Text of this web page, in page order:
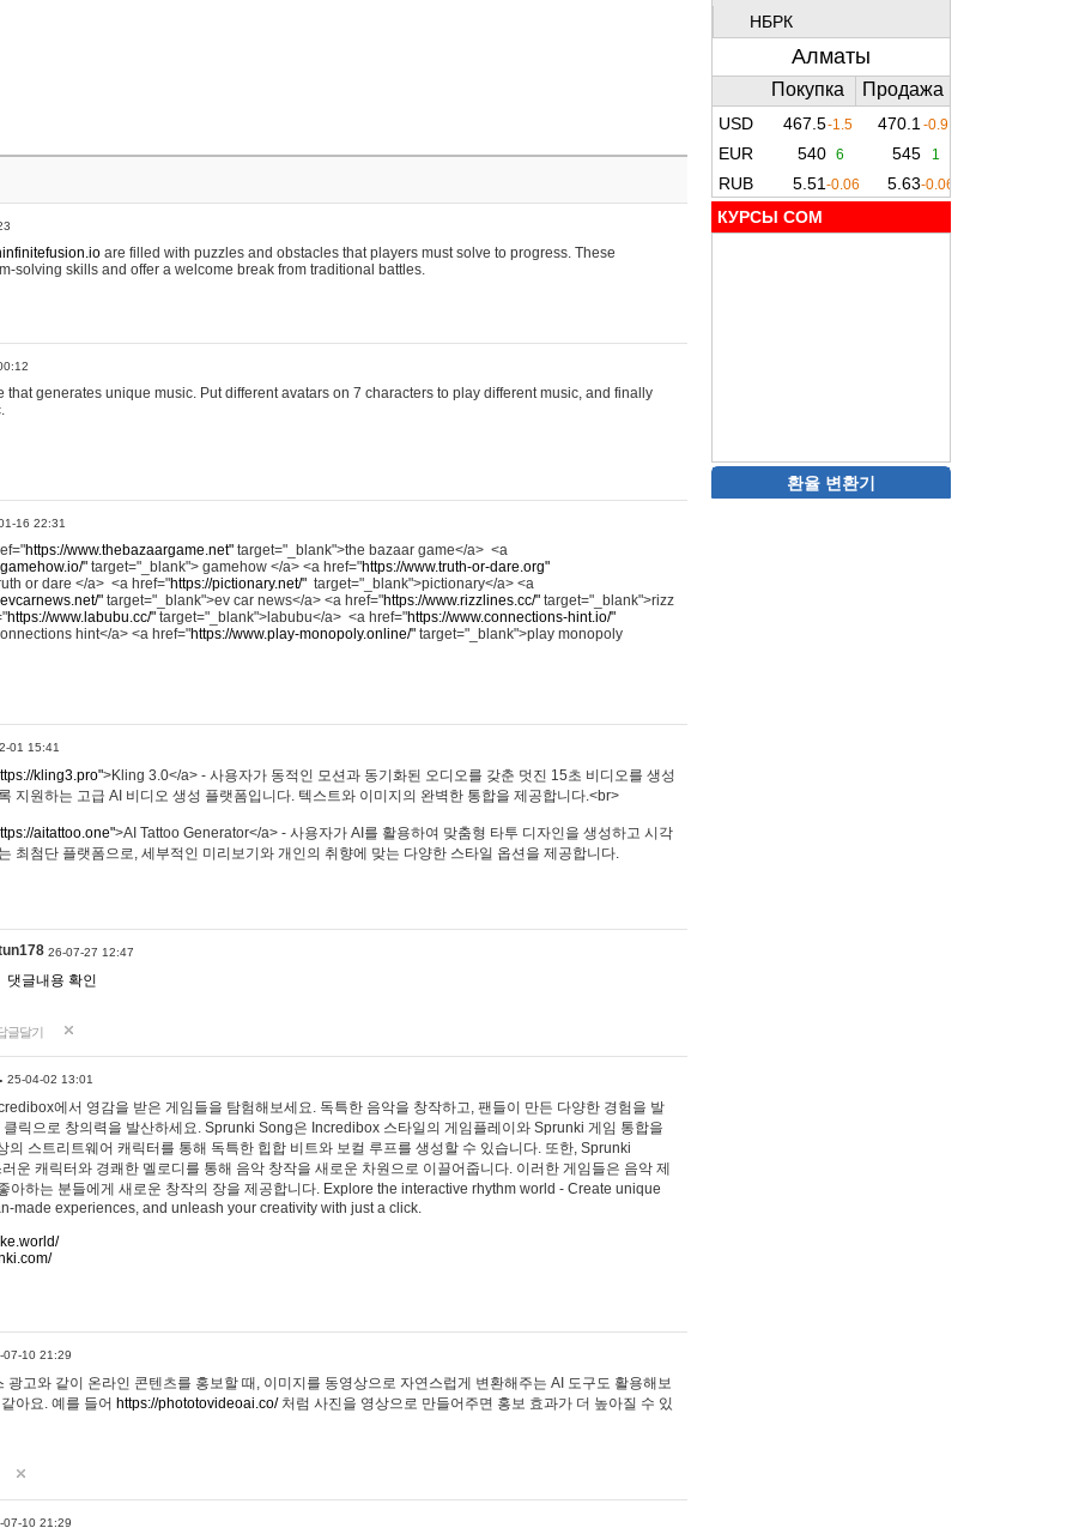
are filled with puzzles and obstacles that players must solve to progress. These
solving skills and offer a welcome break from traditional battles.
that generates unique music. Put different avatars on 7 characters to play different music, and finally
16 22:31
https://www.thebazaargame.net" target="_blank">the bazaar game</a> <a
" target="_blank"> gamehow </a> <a href="https://www.truth-or-dare.org"
or dare </a> <a href="https://pictionary.net/" target="_blank">pictionary</a> <a
" target="_blank">ev car news</a> <a href="https://www.rizzlines.cc/" target="_blank">rizz
https://www.labubu.cc/" target="_blank">labubu</a> <a href="https://www.connections-hint.io/"
hint</a> <a href="https://www.play-monopoly.online/" target="_blank">play monopoly
01 15:41
kling3.pro">Kling 3.0</a> - 사용자가 동적인 모션과 동기화된 오디오를 갖춘 멋진 15초 비디오를 생성
지원하는 고급 AI 비디오 생성 플랫폼입니다. 텍스트와 이미지의 완벽한 통합을 제공합니다.<br>
aitattoo.one">AI Tattoo Generator</a> - 사용자가 AI를 활용하여 맞춤형 타투 디자인을 생성하고 시각
최첨단 플랫폼으로, 세부적인 미리보기와 개인의 취향에 맞는 다양한 스타일 옵션을 제공합니다.
26-07-27 12:47
댓글내용 확인
글달기
25-04-02 13:01
에서 영감을 받은 게임들을 탐험해보세요. 독특한 음악을 창작하고, 팬들이 만든 다양한 경험을 발
클릭으로 창의력을 발산하세요. Sprunki Song은 Incredibox 스타일의 게임플레이와 Sprunki 게임 통합을
의 스트리트웨어 캐릭터를 통해 독특한 힙합 비트와 보컬 루프를 생성할 수 있습니다. 또한, Sprunki
운 캐릭터와 경쾌한 멜로디를 통해 음악 창작을 새로운 차원으로 이끌어줍니다. 이러한 게임들은 음악 제
아하는 분들에게 새로운 창작의 장을 제공합니다. Explore the interactive rhythm world - Create unique
made experiences, and unleash your creativity with just a click.
07-10 21:29
광고와 같이 온라인 콘텐츠를 홍보할 때, 이미지를 동영상으로 자연스럽게 변환해주는 AI 도구도 활용해보
아요. 예를 들어 https://phototovideoai.co/처럼 사진을 영상으로 만들어주면 홍보 효과가 더 높아질 수 있
07-10 21:29
КУРСЫ COM
환율 변환기